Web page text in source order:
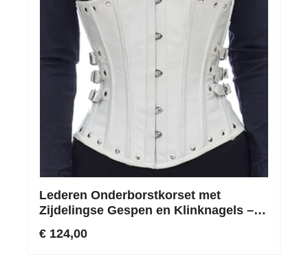
Lederen Onderborstkorset met
Zijdelingse Gespen en Klinknagels –
€ 124,00